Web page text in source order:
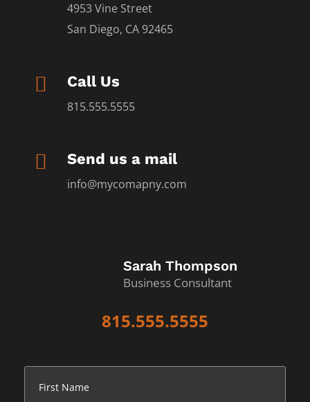
4953 Vine Street
San Diego, CA 92465
 Call Us
815.555.5555
 Send us a mail
info@mycomapny.com
Sarah Thompson
Business Consultant
815.555.5555